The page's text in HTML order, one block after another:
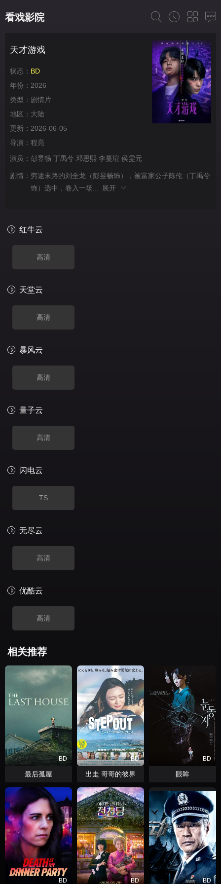
看戏影院
天才游戏
状态： BD
年份： 2026
类型： 剧情片
地区： 大陆
更新： 2026-06-05
导演： 程亮
演员： 彭昱畅 丁禹兮 邓恩熙 李蔓瑄 侯雯元
剧情： 穷途末路的刘全龙（彭昱畅饰），被富家公子陈伦（丁禹兮
饰）选中，卷入一场...
展开
红牛云
高清
天堂云
高清
暴风云
高清
量子云
高清
闪电云
TS
无尽云
高清
优酷云
高清
相关推荐
BD
最后孤屋
BD
出走 哥哥的彼界
BD
眼眸
BD BD BD